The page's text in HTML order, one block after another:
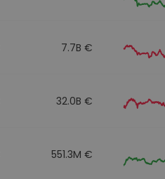
7.7B €
32.0B €
551.3M €